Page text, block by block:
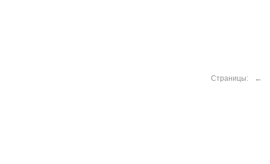
Страницы: ←